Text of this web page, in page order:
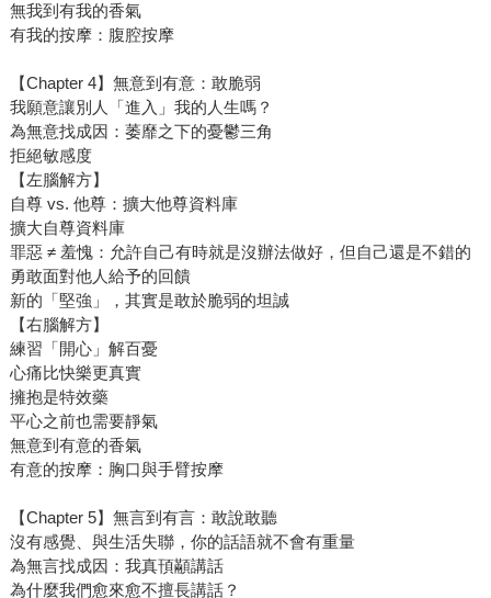
無我到有我的香氣
有我的按摩：腹腔按摩
【Chapter 4】無意到有意：敢脆弱
我願意讓別人「進入」我的人生嗎？
為無意找成因：萎靡之下的憂鬱三角
拒絕敏感度
【左腦解方】
自尊 vs. 他尊：擴大他尊資料庫
擴大自尊資料庫
罪惡 ≠ 羞愧：允許自己有時就是沒辦法做好，但自己還是不錯的
勇敢面對他人給予的回饋
新的「堅強」，其實是敢於脆弱的坦誠
【右腦解方】
練習「開心」解百憂
心痛比快樂更真實
擁抱是特效藥
平心之前也需要靜氣
無意到有意的香氣
有意的按摩：胸口與手臂按摩
【Chapter 5】無言到有言：敢說敢聽
沒有感覺、與生活失聯，你的話語就不會有重量
為無言找成因：我真頇顢講話
為什麼我們愈來愈不擅長講話？